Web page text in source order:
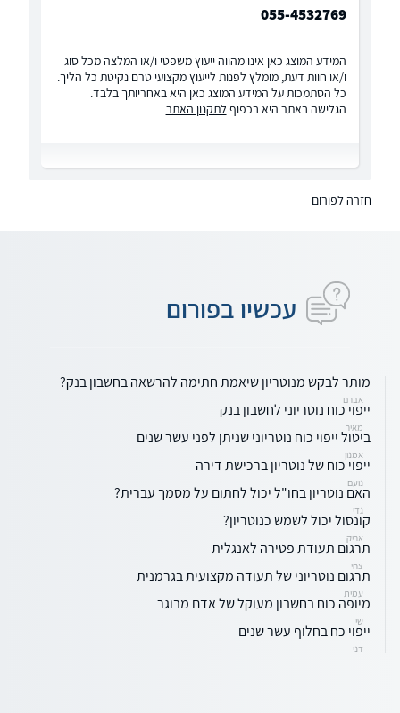
055-4532769
המידע המוצג כאן אינו מהווה ייעוץ משפטי ו/או המלצה מכל סוג
ו/או חוות דעת, מומלץ לפנות לייעוץ מקצועי טרם נקיטת כל הליך.
כל הסתמכות על המידע המוצג כאן היא באחריותך בלבד.
הגלישה באתר היא בכפוף לתקנון האתר
חזרה לפורום
עכשיו בפורום
מותר לבקש מנוטריון שיאמת חתימה להרשאה בחשבון בנק?
אברם
ייפוי כוח נוטריוני לחשבון בנק
מאיר
ביטול ייפוי כוח נוטריוני שניתן לפני עשר שנים
אמנון
ייפוי כוח של נוטריון ברכישת דירה
נועם
האם נוטריון בחו"ל יכול לחתום על מסמך עברית?
גדי
קונסול יכול לשמש כנוטריון?
אריק
תרגום תעודת פטירה לאנגלית
צחי
תרגום נוטריוני של תעודה מקצועית בגרמנית
עמית
מיופה כוח בחשבון מעוקל של אדם מבוגר
שי
ייפוי כח בחלוף עשר שנים
דני